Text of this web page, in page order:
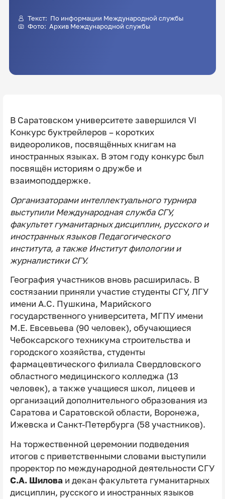
Текст: По информации Международной службы
Фото: Архив Международной службы
В Саратовском университете завершился VI
Конкурс буктрейлеров – коротких
видеороликов, посвящённых книгам на
иностранных языках. В этом году конкурс был
посвящён историям о дружбе и
взаимоподдержке.
Организаторами интеллектуального турнира
выступили Международная служба СГУ,
факультет гуманитарных дисциплин, русского и
иностранных языков Педагогического
института, а также Институт филологии и
журналистики СГУ.
География участников вновь расширилась. В
состязании приняли участие студенты СГУ, ЛГУ
имени А.С. Пушкина, Марийского
государственного университета, МГПУ имени
М.Е. Евсевьева (90 человек), обучающиеся
Чебоксарского техникума строительства и
городского хозяйства, студенты
фармацевтического филиала Свердловского
областного медицинского колледжа (13
человек), а также учащиеся школ, лицеев и
организаций дополнительного образования из
Саратова и Саратовской области, Воронежа,
Ижевска и Санкт-Петербурга (58 участников).
На торжественной церемонии подведения
итогов с приветственными словами выступили
проректор по международной деятельности СГУ
С.А. Шиловаи декан факультета гуманитарных
дисциплин, русского и иностранных языков